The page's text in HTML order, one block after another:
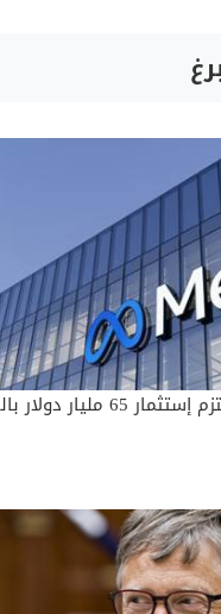
في عام 2025.. "ميتا" تعتزم إستثمار 65